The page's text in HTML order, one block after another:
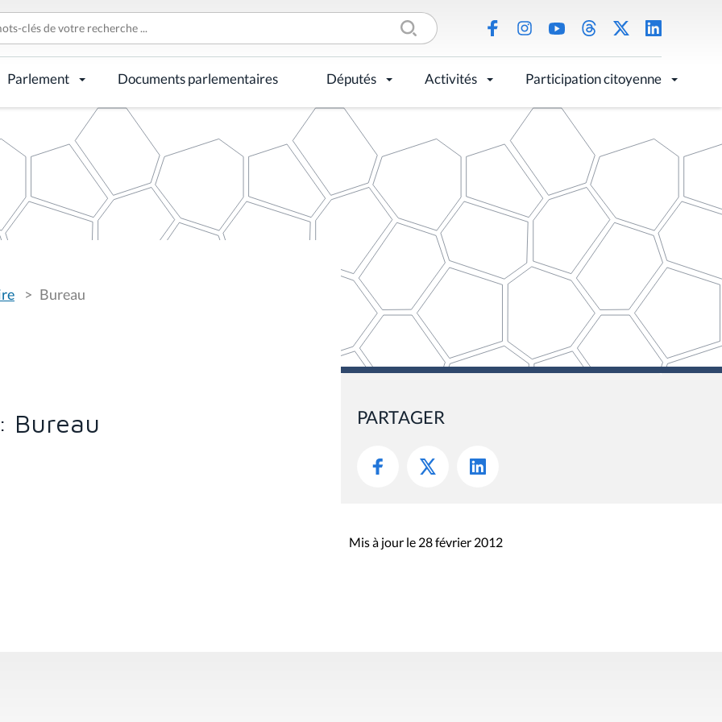
Parlement Documents parlementaires Députés Activités Participation citoyenne
Bureau
Bureau PARTAGER
Mis à jour le 28 février 2012